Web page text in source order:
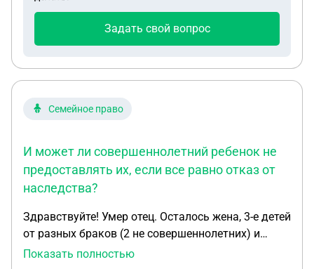
декларацию за 2025 - в графе возврат 0 руб.
Задать свой вопрос
Семейное право
И может ли совершеннолетний ребенок не
предоставлять их, если все равно отказ от
наследства?
Здравствуйте! Умер отец. Осталось жена, 3-е детей
от разных браков (2 не совершеннолетних) и
мать. Открыли наследственное дело. Жена и 1
Показать полностью